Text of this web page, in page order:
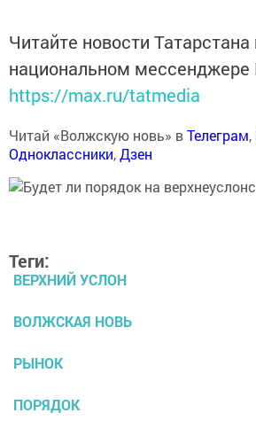
Читайте новости Татарстана
национальном мессенджере
https://max.ru/tatmedia
Читай «Волжскую новь» вТелеграм,
Одноклассники,Дзен
Теги:
ВЕРХНИЙ УСЛОН
ВОЛЖСКАЯ НОВЬ
РЫНОК
ПОРЯДОК